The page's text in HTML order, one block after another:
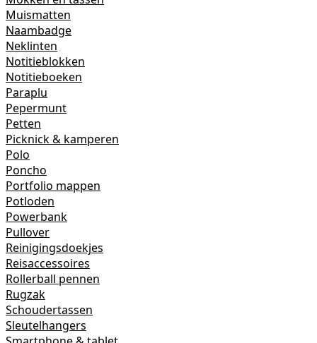
Muismatten
Naambadge
Neklinten
Notitieblokken
Notitieboeken
Paraplu
Pepermunt
Petten
Picknick & kamperen
Polo
Poncho
Portfolio mappen
Potloden
Powerbank
Pullover
Reinigingsdoekjes
Reisaccessoires
Rollerball pennen
Rugzak
Schoudertassen
Sleutelhangers